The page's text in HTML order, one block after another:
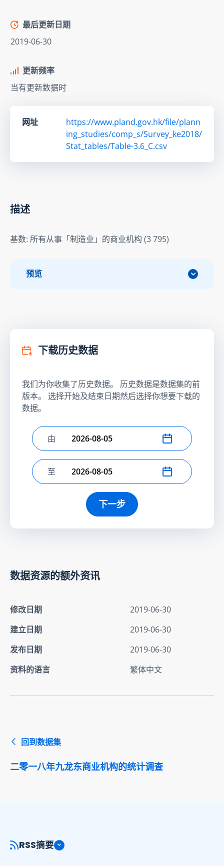
最后更新日期
2019-06-30
更新频率
当有更新数据时
网址
https://www.pland.gov.hk/file/plann
ing_studies/comp_s/Survey_ke2018/
Stat_tables/Table-3.6_C.csv
描述
基数: 所有从事「制造业」的商业机构 (3 795)
预览
下载历史数据
我们为你收集了历史数据。 历史数据是数据集的前
版本。 选择开始及结束日期然后选择你想要下载的
数据。
选择开始日期
由
选择结束日期
至
下一步
数据资源的额外资讯
修改日期
2019-06-30
建立日期
2019-06-30
发布日期
2019-06-30
资料的语言
繁体中文
回到数据集
二零一八年九龙东商业机构的统计调查
RSS摘要